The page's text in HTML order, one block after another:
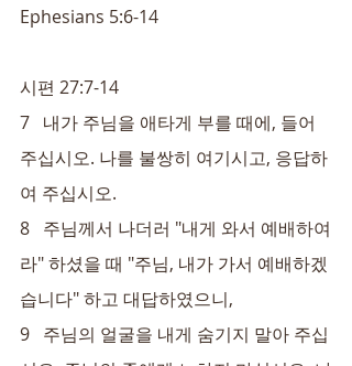
Ephesians 5:6-14
시편 27:7-14
7   내가 주님을 애타게 부를 때에, 들어
주십시오. 나를 불쌍히 여기시고, 응답하
여 주십시오.
8   주님께서 나더러 "내게 와서 예배하여
라" 하셨을 때 "주님, 내가 가서 예배하겠
습니다" 하고 대답하였으니,
9   주님의 얼굴을 내게 숨기지 말아 주십